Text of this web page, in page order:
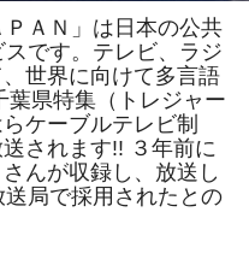
ＡＮ」は日本の公共
です。テレビ、ラジ
世界に向けて多言語
葉県特集（トレジャー
ケーブルテレビ制
されます!! ３年前に
んが収録し、放送し
局で採用されたとの